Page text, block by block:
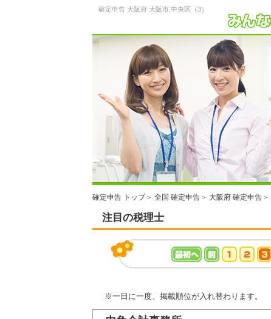
確定申告 大阪府 大阪市,中央区（3）
確定申告 トップ＞ 全国 確定申告 ＞ 大阪府 確定申告 ＞
注目の税理士
※一日に一度、掲載順位が入れ替わります。